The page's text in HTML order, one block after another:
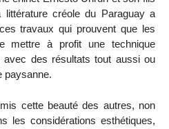
créole du Paraguay a
travaux qui prouvent que les
mettre à profit une technique
avec des résultats tout aussi ou
paysanne.
cette beauté des autres, non
les considérations esthétiques,